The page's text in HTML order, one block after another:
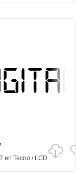
en Tecno / LCD